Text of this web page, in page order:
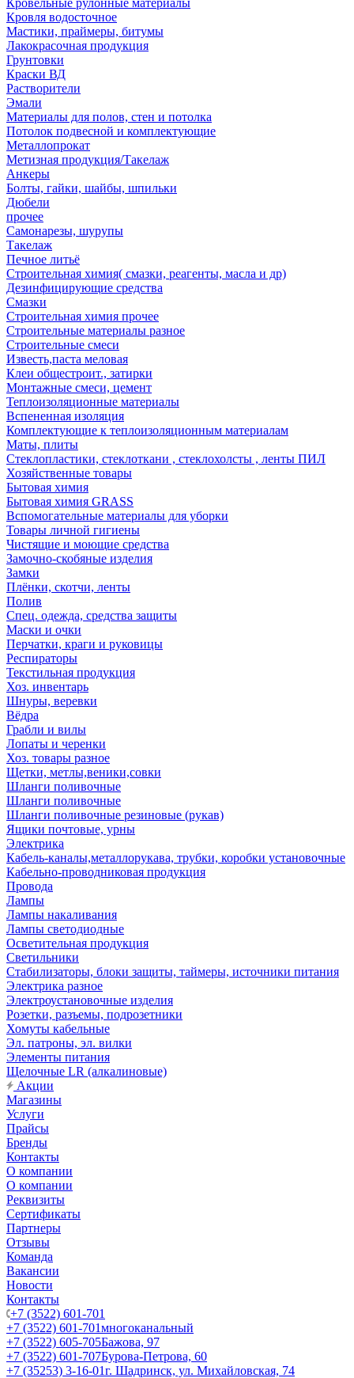
Кровельные рулонные материалы
Кровля водосточное
Мастики, праймеры, битумы
Лакокрасочная продукция
Грунтовки
Краски ВД
Растворители
Эмали
Материалы для полов, стен и потолка
Потолок подвесной и комплектующие
Металлопрокат
Метизная продукция/Такелаж
Анкеры
Болты, гайки, шайбы, шпильки
Дюбели
прочее
Самонарезы, шурупы
Такелаж
Печное литьё
Строительная химия( смазки, реагенты, масла и др)
Дезинфицирующие средства
Смазки
Строительная химия прочее
Строительные материалы разное
Строительные смеси
Известь,паста меловая
Клеи общестроит., затирки
Монтажные смеси, цемент
Теплоизоляционные материалы
Вспененная изоляция
Комплектующие к теплоизоляционным материалам
Маты, плиты
Стеклопластики, стеклоткани , стеклохолсты , ленты ПИЛ
Хозяйственные товары
Бытовая химия
Бытовая химия GRASS
Вспомогательные материалы для уборки
Товары личной гигиены
Чистящие и моющие средства
Замочно-скобяные изделия
Замки
Плёнки, скотчи, ленты
Полив
Спец. одежда, средства защиты
Маски и очки
Перчатки, краги и руковицы
Респираторы
Текстильная продукция
Хоз. инвентарь
Шнуры, веревки
Вёдра
Грабли и вилы
Лопаты и черенки
Хоз. товары разное
Щетки, метлы,веники,совки
Шланги поливочные
Шланги поливочные
Шланги поливочные резиновые (рукав)
Ящики почтовые, урны
Электрика
Кабель-каналы,металлорукава, трубки, коробки установочные
Кабельно-проводниковая продукция
Провода
Лампы
Лампы накаливания
Лампы светодиодные
Осветительная продукция
Светильники
Стабилизаторы, блоки защиты, таймеры, источники питания
Электрика разное
Электроустановочные изделия
Розетки, разъемы, подрозетники
Хомуты кабельные
Эл. патроны, эл. вилки
Элементы питания
Щелочные LR (алкалиновые)
Акции
Магазины
Услуги
Прайсы
Бренды
Контакты
О компании
О компании
Реквизиты
Сертификаты
Партнеры
Отзывы
Команда
Вакансии
Новости
Контакты
+7 (3522) 601-701
+7 (3522) 601-701многоканальный
+7 (3522) 605-705Бажова, 97
+7 (3522) 601-707Бурова-Петрова, 60
+7 (35253) 3-16-01г. Шадринск, ул. Михайловская, 74